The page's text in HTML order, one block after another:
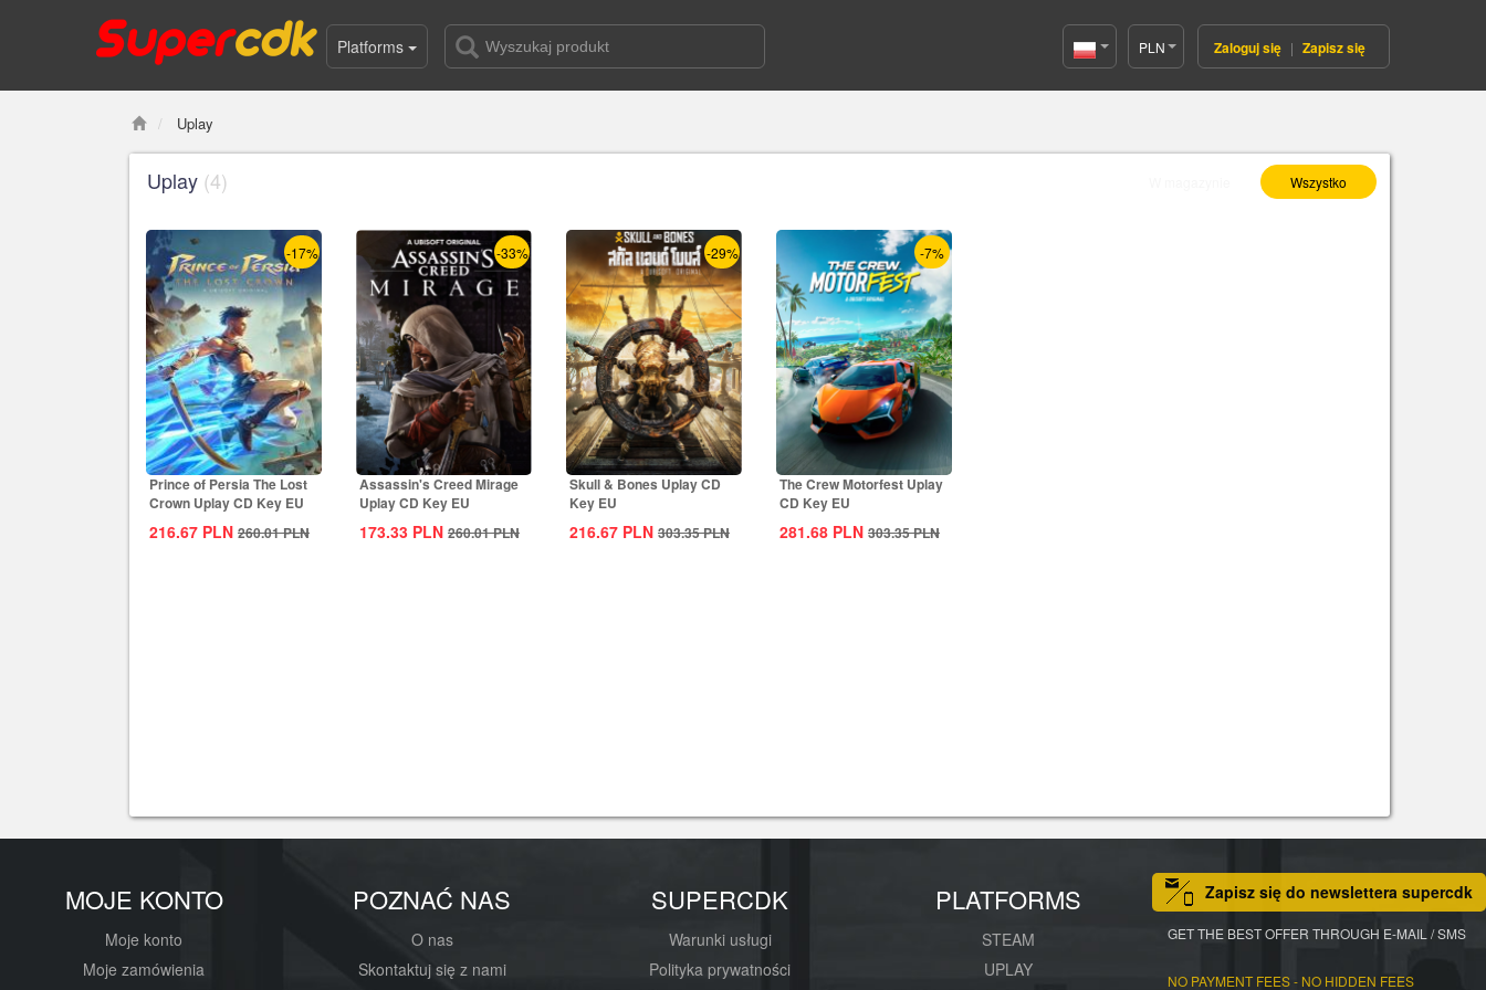
Platforms Poland(Polski)
PLN Zaloguj się | Zapisz się
Uplay
Uplay (4) Wszystko
-17%
Prince of Persia The Lost
Crown Uplay CD Key EU
216.67 PLN 260.01PLN
-33%
Assassin's Creed Mirage
Uplay CD Key EU
173.33 PLN 260.01PLN
-29%
Skull & Bones Uplay CD
Key EU
216.67 PLN 303.35PLN
-7%
The Crew Motorfest Uplay
CD Key EU
281.68 PLN 303.35PLN
MOJE KONTO
Moje konto
Moje zamówienia
POZNAĆ NAS
O nas
Skontaktuj się z nami
SUPERCDK
Warunki usługi
Polityka prywatności
PLATFORMS
STEAM
UPLAY
Zapisz się do newslettera supercdk
GET THE BEST OFFER THROUGH E-MAIL / SMS
NO PAYMENT FEES - NO HIDDEN FEES